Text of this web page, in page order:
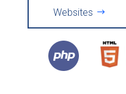
Websites